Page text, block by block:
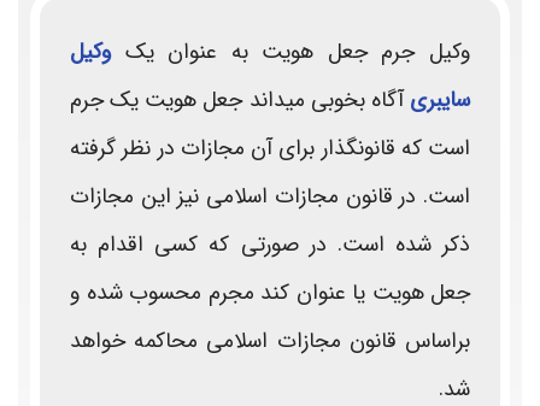
وکیل جرم جعل هویت به عنوان یکوکیل
سایبریآگاه بخوبی میداند جعل هویت یک جرم
است که قانونگذار برای آن مجازات در نظر گرفته
است. در قانون مجازات اسلامی نیز این مجازات
ذکر شده است. در صورتی که کسی اقدام به
جعل هویت یا عنوان کند مجرم محسوب شده و
براساس قانون مجازات اسلامی محاکمه خواهد
شد.